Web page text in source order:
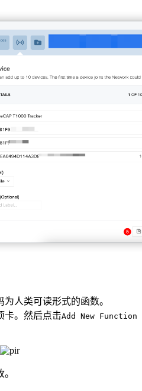
人类可读形式的函数。
卡。然后点击Add New Function